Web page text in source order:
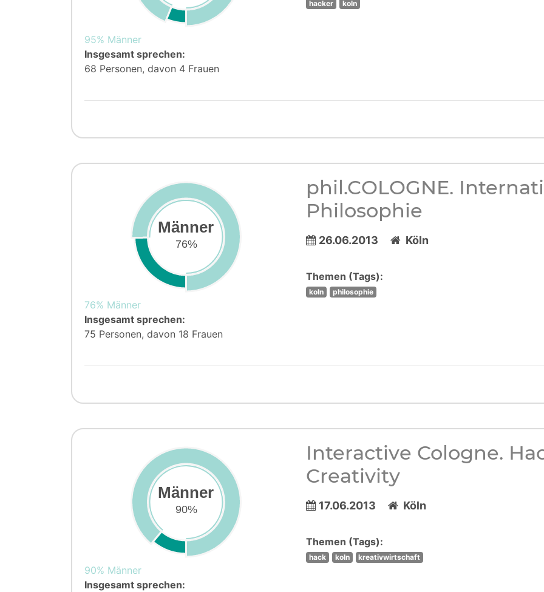
95% Männer
Insgesamt sprechen:
68 Personen, davon 4 Frauen
hacker koln
Männer
76%
76% Männer
Insgesamt sprechen:
75 Personen, davon 18 Frauen
phil.COLOGNE.
Philosophie
26.06.2013 Köln
Themen (Tags):
koln philosophie
Männer
90%
90% Männer
Insgesamt sprechen:
Interactive Cologne.
Creativity
17.06.2013 Köln
Themen (Tags):
hack koln kreativwirtschaft